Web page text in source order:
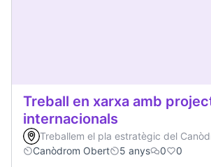
Treball en xarxa amb
internacionals
Treballem el pla estratègic del
Canòdrom Obert
5 anys 0 0